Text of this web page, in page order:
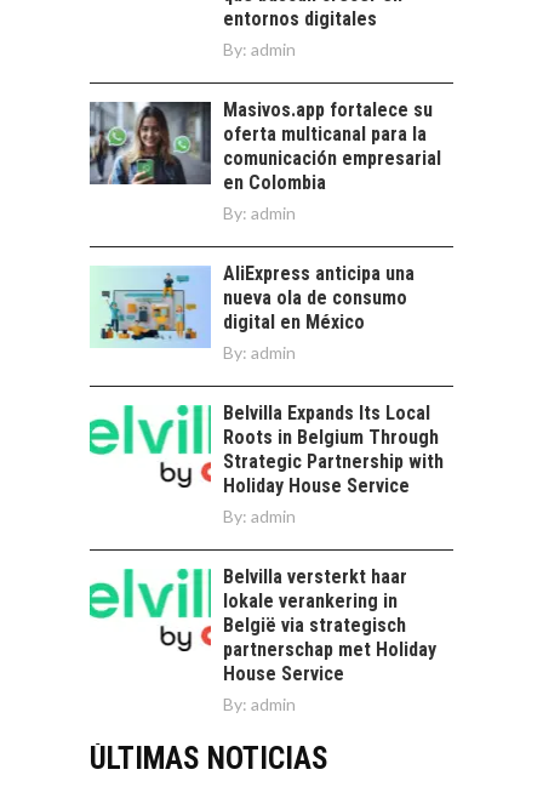
PARA EL
DESARROLLO LOCAL
Atacama: Motor
Estratégico para el
Desarrollo Turístico…
entornos digitales
By: admin
Masivos.app fortalece su
oferta multicanal para la
comunicación empresarial
en Colombia
By: admin
AliExpress anticipa una
nueva ola de consumo
digital en México
By: admin
Belvilla Expands Its Local
Roots in Belgium Through
Strategic Partnership with
Holiday House Service
By: admin
Belvilla versterkt haar
lokale verankering in
België via strategisch
partnerschap met Holiday
House Service
By: admin
ÚLTIMAS NOTICIAS